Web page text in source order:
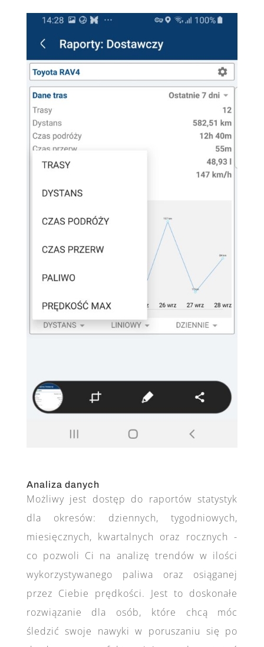
Analiza danych
Możliwy jest dostęp do raportów statystyk
dla okresów: dziennych, tygodniowych,
miesięcznych, kwartalnych oraz rocznych -
co pozwoli Ci na analizę trendów w ilości
wykorzystywanego paliwa oraz osiąganej
przez Ciebie prędkości. Jest to doskonałe
rozwiązanie dla osób, które chcą móc
śledzić swoje nawyki w poruszaniu się po